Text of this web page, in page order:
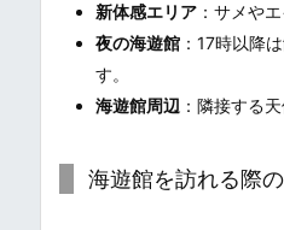
新体感エリア ：サメや
夜の海遊館 ：17時以降
す。
海遊館周辺 ：隣接する
海遊館を訪れる際